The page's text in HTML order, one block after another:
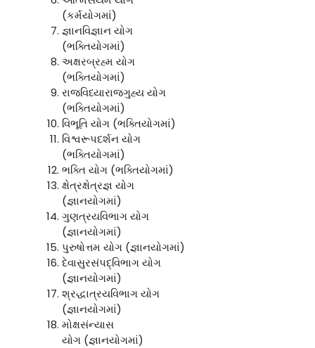
(કર્મયોગમાં)
જ્ઞાનવિજ્ઞાન યોગ
(ભક્તિયોગમાં)
અક્ષરબ્રહ્મ યોગ
(ભક્તિયોગમાં)
રાજવિધ્યારાજગુહ્ય યોગ
(ભક્તિયોગમાં)
વિભૂતિ યોગ (ભક્તિયોગમાં)
વિશ્વરૂપદર્શન યોગ
(ભક્તિયોગમાં)
ભક્તિ યોગ (ભક્તિયોગમાં)
ક્ષેત્રક્ષેત્રજ્ઞ યોગ
(જ્ઞાનયોગમાં)
ગુણત્રયવિભાગ યોગ
(જ્ઞાનયોગમાં)
પુરુષોત્તમ યોગ (જ્ઞાનયોગમાં)
દેવાસુરસંપદ્વિભાગ યોગ
(જ્ઞાનયોગમાં)
શ્રદ્ધાત્રયવિભાગ યોગ
(જ્ઞાનયોગમાં)
મોક્ષસંન્યાસ
યોગ (જ્ઞાનયોગમાં)